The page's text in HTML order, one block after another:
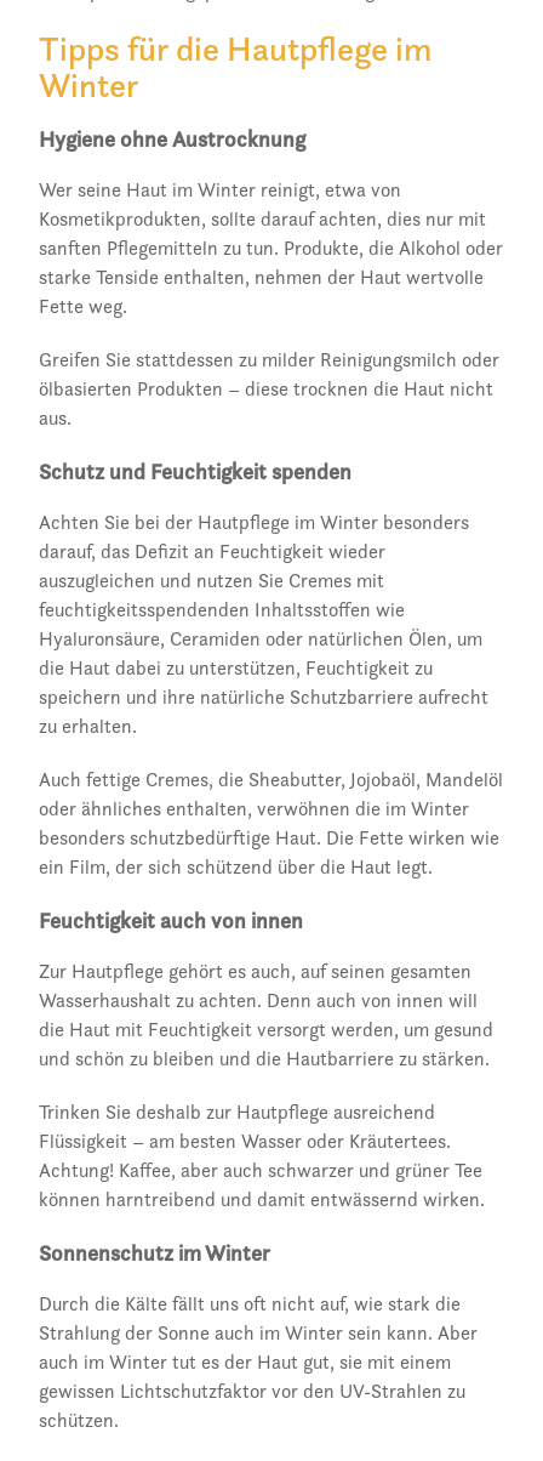
Tipps für die Hautpflege im
Winter
Hygiene ohne Austrocknung
Wer seine Haut im Winter reinigt, etwa von
Kosmetikprodukten, sollte darauf achten, dies nur mit
sanften Pflegemitteln zu tun. Produkte, die Alkohol oder
starke Tenside enthalten, nehmen der Haut wertvolle
Fette weg.
Greifen Sie stattdessen zu milder Reinigungsmilch oder
ölbasierten Produkten – diese trocknen die Haut nicht
aus.
Schutz und Feuchtigkeit spenden
Achten Sie bei der Hautpflege im Winter besonders
darauf, das Defizit an Feuchtigkeit wieder
auszugleichen und nutzen Sie Cremes mit
feuchtigkeitsspendenden Inhaltsstoffen wie
Hyaluronsäure, Ceramiden oder natürlichen Ölen, um
die Haut dabei zu unterstützen, Feuchtigkeit zu
speichern und ihre natürliche Schutzbarriere aufrecht
zu erhalten.
Auch fettige Cremes, die Sheabutter, Jojobaöl, Mandelöl
oder ähnliches enthalten, verwöhnen die im Winter
besonders schutzbedürftige Haut. Die Fette wirken wie
ein Film, der sich schützend über die Haut legt.
Feuchtigkeit auch von innen
Zur Hautpflege gehört es auch, auf seinen gesamten
Wasserhaushalt zu achten. Denn auch von innen will
die Haut mit Feuchtigkeit versorgt werden, um gesund
und schön zu bleiben und die Hautbarriere zu stärken.
Trinken Sie deshalb zur Hautpflege ausreichend
Flüssigkeit – am besten Wasser oder Kräutertees.
Achtung! Kaffee, aber auch schwarzer und grüner Tee
können harntreibend und damit entwässernd wirken.
Sonnenschutz im Winter
Durch die Kälte fällt uns oft nicht auf, wie stark die
Strahlung der Sonne auch im Winter sein kann. Aber
auch im Winter tut es der Haut gut, sie mit einem
gewissen Lichtschutzfaktor vor den UV-Strahlen zu
schützen.